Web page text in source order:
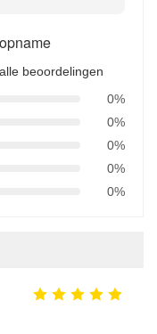
beoordelingen
0%
0%
0%
0%
0%